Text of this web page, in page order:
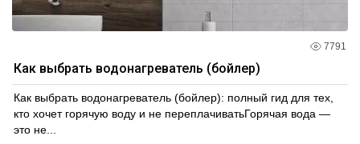
7791
Как выбрать водонагреватель (бойлер)
Как выбрать водонагреватель (бойлер): полный гид для тех,
кто хочет горячую воду и не переплачиватьГорячая вода —
это не...